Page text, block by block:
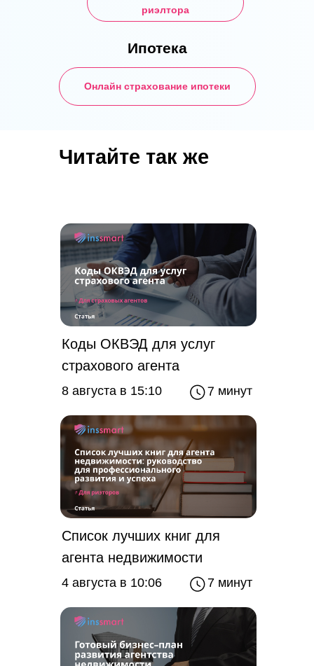
Ипотека
риэлтора
Онлайн страхование ипотеки
Читайте так же
Список лучших книг для
агента недвижимости
4 августа в 10:06 7 минут
Коды ОКВЭД для услуг
страхового агента
8 августа в 15:10 7 минут